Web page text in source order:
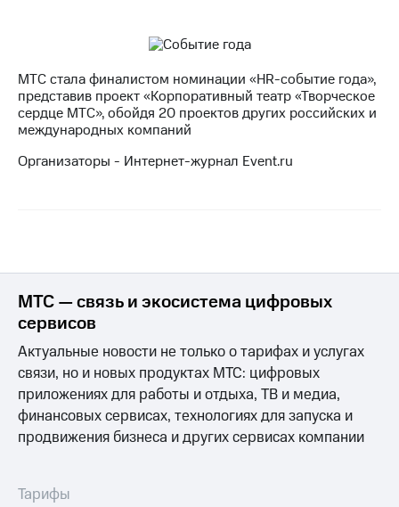
МТС стала финалистом номинации «HR-событие года»,
представив проект «Корпоративный театр «Творческое
сердце МТС», обойдя 20 проектов других российских и
международных компаний
Организаторы - Интернет-журнал Event.ru
МТС — связь и экосистема цифровых
сервисов
Актуальные новости не только о тарифах и услугах
связи, но и новых продуктах МТС: цифровых
приложениях для работы и отдыха, ТВ и медиа,
финансовых сервисах, технологиях для запуска и
продвижения бизнеса и других сервисах компании
Тарифы